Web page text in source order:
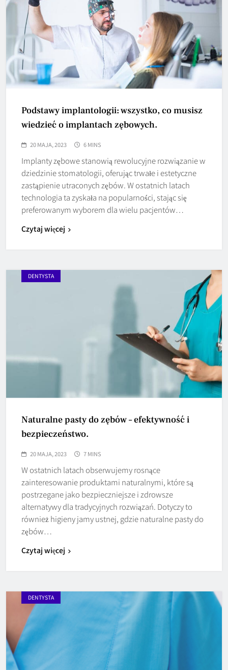
Podstawy implantologii: wszystko, co musisz
wiedzieć o implantach zębowych.
20 MAJA, 2023 6 MINS
Implanty zębowe stanowią rewolucyjne rozwiązanie w
dziedzinie stomatologii, oferując trwałe i estetyczne
zastąpienie utraconych zębów. W ostatnich latach
technologia ta zyskała na popularności, stając się
preferowanym wyborem dla wielu pacjentów…
Czytaj więcej
DENTYSTA
Naturalne pasty do zębów – efektywność i
bezpieczeństwo.
20 MAJA, 2023 7 MINS
W ostatnich latach obserwujemy rosnące
zainteresowanie produktami naturalnymi, które są
postrzegane jako bezpieczniejsze i zdrowsze
alternatywy dla tradycyjnych rozwiązań. Dotyczy to
również higieny jamy ustnej, gdzie naturalne pasty do
zębów…
Czytaj więcej
DENTYSTA